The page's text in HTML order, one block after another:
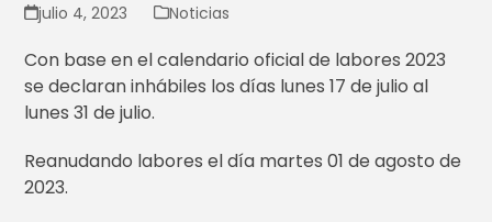
julio 4, 2023 Noticias
Con base en el calendario oficial de labores 2023
se declaran inhábiles los días lunes 17 de julio al
lunes 31 de julio.
Reanudando labores el día martes 01 de agosto de
2023.